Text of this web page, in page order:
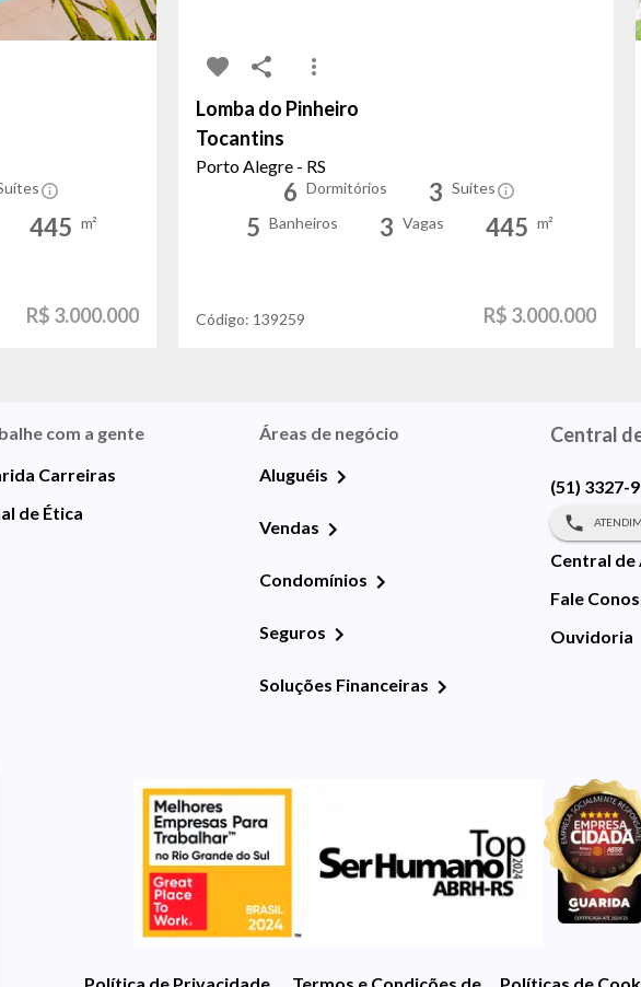
445 m²
R$ 3.000.000
Lomba do Pinheiro
Tocantins
Porto Alegre - RS
6 Dormitórios 3 Suítes
5 Banheiros 3 Vagas 445 m²
Código: 139259 R$ 3.000.000
com a gente
Carreiras
de Ética
Áreas de negócio
Aluguéis
Vendas
Condomínios
Seguros
Soluções Financeiras
Central
(51) 3327-
Central de
Fale
Ouvidoria
Política de Privacidade Termos e Condições de UsoPolíticas de